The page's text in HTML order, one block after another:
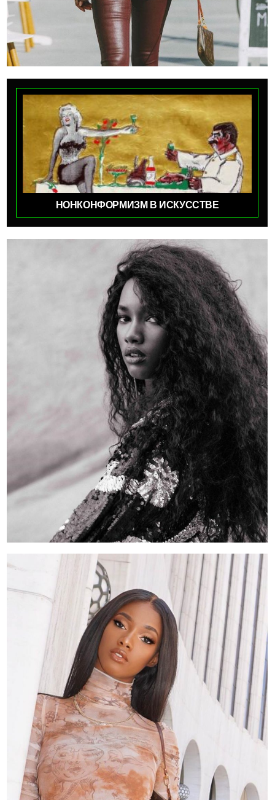
НОНКОНФОРМИЗМ В ИСКУССТВЕ